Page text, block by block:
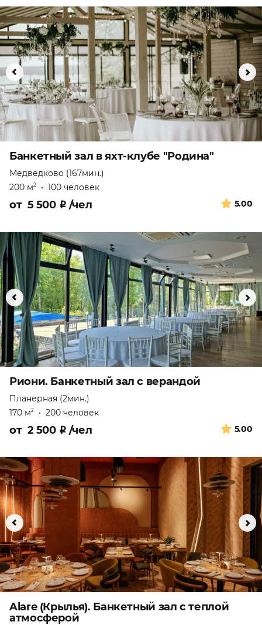
Банкетный зал в яхт-клубе "Родина"
Медведково (167мин.)
200 м2 • 100 человек
5.00
от 5 500 ₽ /чел
Риони. Банкетный зал с верандой
Планерная (2мин.)
170 м2 • 200 человек
5.00
от 2 500 ₽ /чел
Alare (Крылья). Банкетный зал с теплой
атмосферой